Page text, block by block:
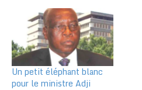
Un petit éléphant blanc
pour le ministre Adji